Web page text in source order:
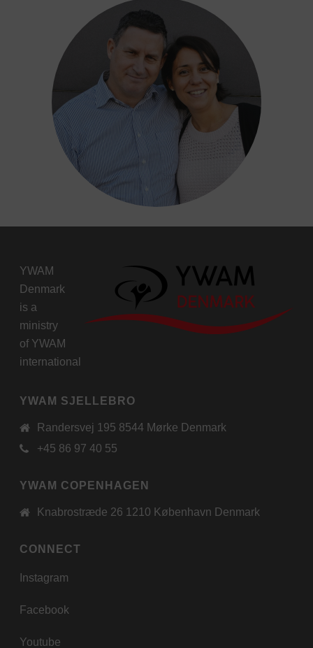
YWAM
Denmark
is a
ministry
of YWAM
international
YWAM SJELLEBRO
Randersvej 195 8544 Mørke Denmark
+45 86 97 40 55
YWAM COPENHAGEN
Knabrostræde 26 1210 København Denmark
CONNECT
Instagram
Facebook
Youtube